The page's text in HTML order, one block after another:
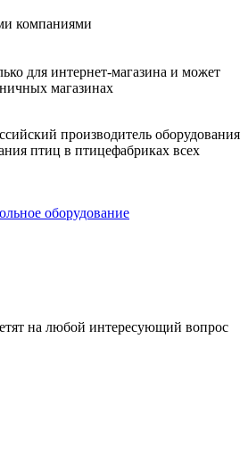
компаниями
для интернет-магазина и может
магазинах
производитель оборудования
птиц в птицефабриках всех
оборудование
на любой интересующий вопрос